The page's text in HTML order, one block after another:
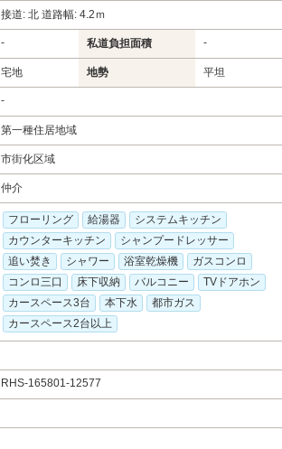
接道: 北 道路幅: 4.2ｍ
- 私道負担面積 -
宅地 地勢 平坦
-
第一種住居地域
市街化区域
仲介
フローリング 給湯器
システムキッチン
カウンターキッチン
シャンプードレッサー
追い焚き
シャワー 浴室乾燥機
ガスコンロ
コンロ三口
床下収納 バルコニー
TVドアホン
カースペース3台
本下水
都市ガス
カースペース2台以上
RHS-165801-12577